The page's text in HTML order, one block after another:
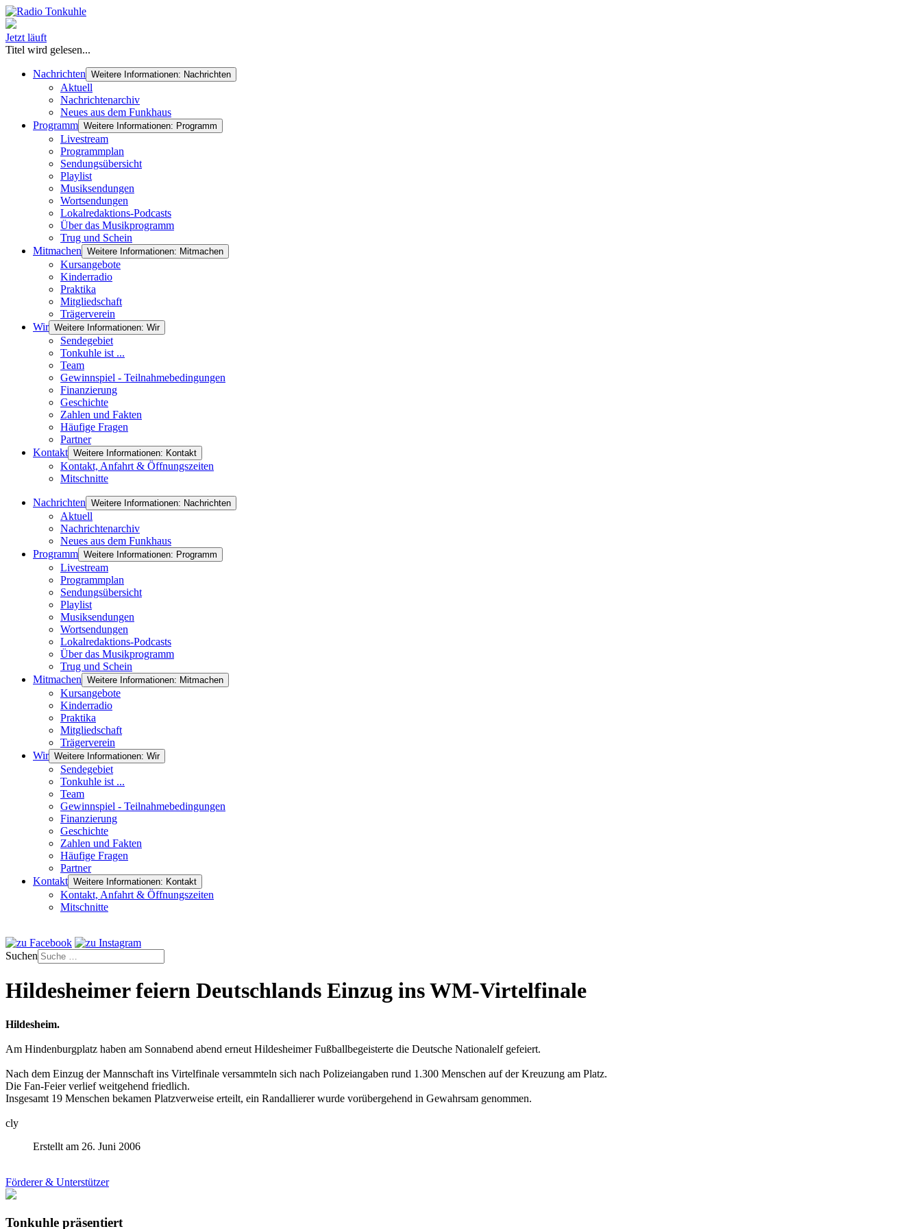
Jetzt läuft
Titel wird gelesen...
Nachrichten Weitere Informationen: Nachrichten
Aktuell
Nachrichtenarchiv
Neues aus dem Funkhaus
Programm Weitere Informationen: Programm
Livestream
Programmplan
Sendungsübersicht
Playlist
Musiksendungen
Wortsendungen
Lokalredaktions-Podcasts
Über das Musikprogramm
Trug und Schein
Mitmachen Weitere Informationen: Mitmachen
Kursangebote
Kinderradio
Praktika
Mitgliedschaft
Trägerverein
Wir Weitere Informationen: Wir
Sendegebiet
Tonkuhle ist ...
Team
Gewinnspiel - Teilnahmebedingungen
Finanzierung
Geschichte
Zahlen und Fakten
Häufige Fragen
Partner
Kontakt Weitere Informationen: Kontakt
Kontakt, Anfahrt & Öffnungszeiten
Mitschnitte
Nachrichten Weitere Informationen: Nachrichten
Aktuell
Nachrichtenarchiv
Neues aus dem Funkhaus
Programm Weitere Informationen: Programm
Livestream
Programmplan
Sendungsübersicht
Playlist
Musiksendungen
Wortsendungen
Lokalredaktions-Podcasts
Über das Musikprogramm
Trug und Schein
Mitmachen Weitere Informationen: Mitmachen
Kursangebote
Kinderradio
Praktika
Mitgliedschaft
Trägerverein
Wir Weitere Informationen: Wir
Sendegebiet
Tonkuhle ist ...
Team
Gewinnspiel - Teilnahmebedingungen
Finanzierung
Geschichte
Zahlen und Fakten
Häufige Fragen
Partner
Kontakt Weitere Informationen: Kontakt
Kontakt, Anfahrt & Öffnungszeiten
Mitschnitte
Suchen
Hildesheimer feiern Deutschlands Einzug ins WM-Virtelfinale
Hildesheim.
Am Hindenburgplatz haben am Sonnabend abend erneut Hildesheimer Fußballbegeisterte die Deutsche Nationalelf gefeiert.
Nach dem Einzug der Mannschaft ins Virtelfinale versammteln sich nach Polizeiangaben rund 1.300 Menschen auf der Kreuzung am Platz.
Die Fan-Feier verlief weitgehend friedlich.
Insgesamt 19 Menschen bekamen Platzverweise erteilt, ein Randallierer wurde vorübergehend in Gewahrsam genommen.
cly
Erstellt am 26. Juni 2006
Förderer & Unterstützer
Tonkuhle präsentiert